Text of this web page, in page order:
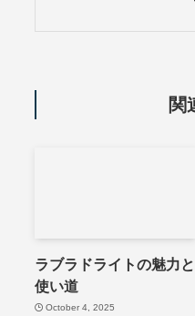
関
ラブラドライトの魅力と
使い道
October 4, 2025